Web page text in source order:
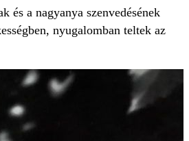
és a nagyanya szenvedésének
nyugalomban teltek az